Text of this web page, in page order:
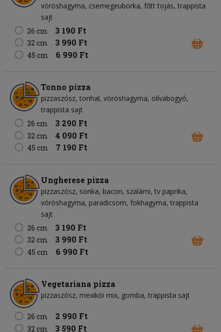
vöröshagyma csemegeuborka főtt tojás trappista
sajt
26 cm
3 190 Ft
32 cm 3 990 Ft
45 cm 6 990 Ft
Tonno pizza
pizzaszósz tonhal vöröshagyma olívabogyó
trappista sajt
26 cm
3 290 Ft
32 cm 4 090 Ft
45 cm 7 190 Ft
Ungherese pizza
pizzaszósz sonka bacon szalámi tv paprika
vöröshagyma paradicsom fokhagyma trappista
sajt
26 cm
3 190 Ft
32 cm 3 990 Ft
45 cm 6 990 Ft
Vegetariana pizza
pizzaszósz mexikói mix gomba trappista sajt
26 cm 2 990 Ft
32 cm 3 590 Ft